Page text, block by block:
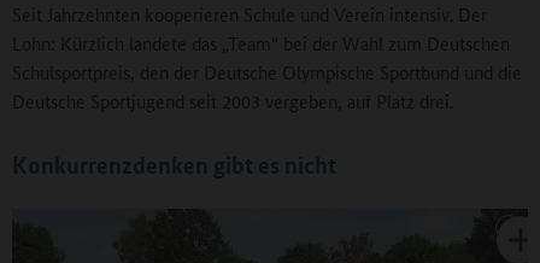
Seit Jahrzehnten kooperieren Schule und Verein intensiv. Der
Lohn: Kürzlich landete das „Team“ bei der Wahl zum Deutschen
Schulsportpreis, den der Deutsche Olympische Sportbund und die
Deutsche Sportjugend seit 2003 vergeben, auf Platz drei.
Konkurrenzdenken gibt es nicht